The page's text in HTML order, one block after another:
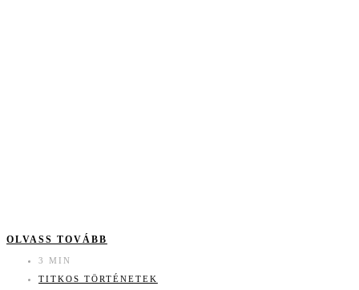
OLVASS TOVÁBB
3 MIN
TITKOS TÖRTÉNETEK